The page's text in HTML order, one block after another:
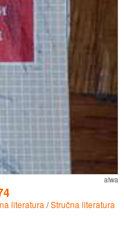
aiwa
literatura /Stručna literatura